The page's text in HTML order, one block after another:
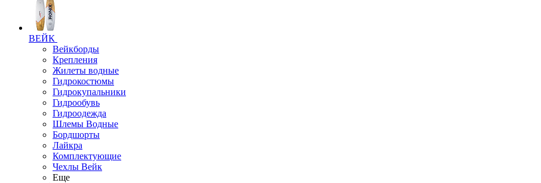
ВЕЙК
Вейкборды
Крепления
Жилеты водные
Гидрокостюмы
Гидрокупальники
Гидрообувь
Гидроодежда
Шлемы Водные
Бордшорты
Лайкра
Комплектующие
Чехлы Вейк
Еще